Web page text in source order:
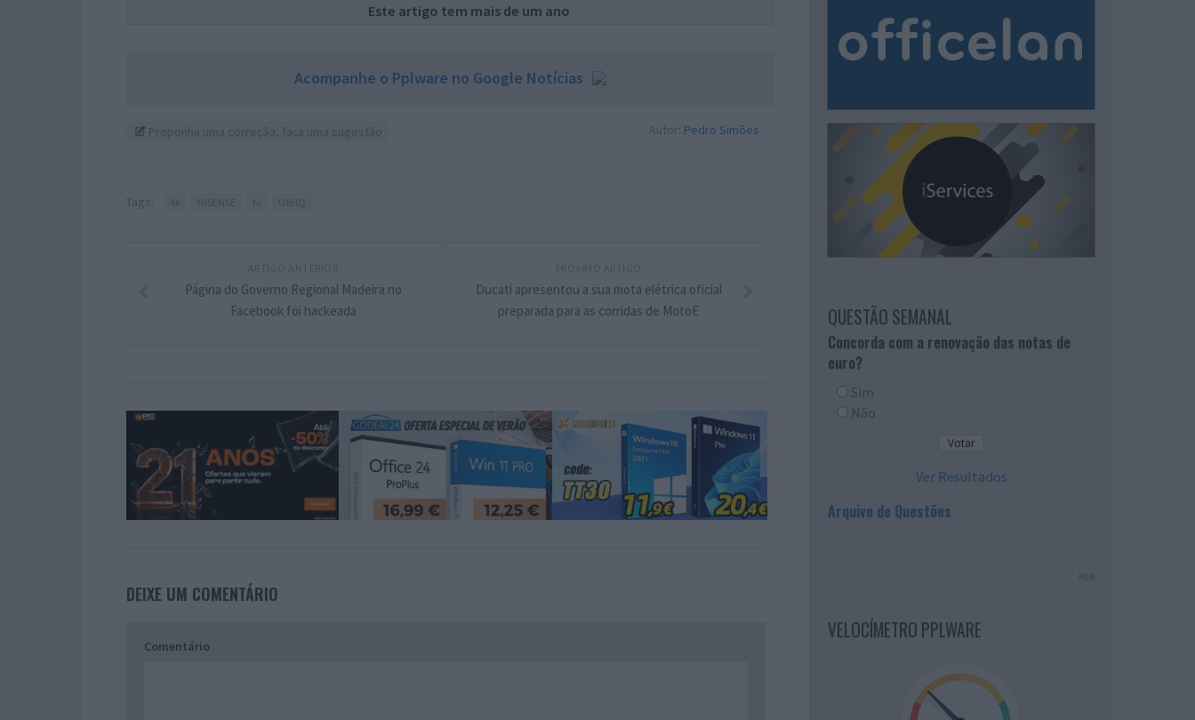
Este artigo tem mais de um ano
Acompanhe o Pplware no Google Notícias
Autor: Pedro Simões
Tags:
Ducati apresentou a sua mota elétrica oficial
preparada para as corridas de MotoE
Página do Governo Regional Madeira no
Facebook foi hackeada
DEIXE UM COMENTÁRIO
Comentário
QUESTÃO SEMANAL
Concorda com a renovação das notas de
euro?
Sim
Não
Ver Resultados
Arquivo de Questões
PUB
VELOCÍMETRO PPLWARE